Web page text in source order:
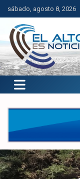
Saltar
al
contenido
sábado, agosto 8, 2026
El Alto es
Últimas noticias de